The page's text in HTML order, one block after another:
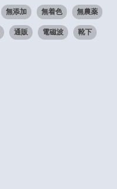
無添加 無着色 無農薬
通販 電磁波 靴下